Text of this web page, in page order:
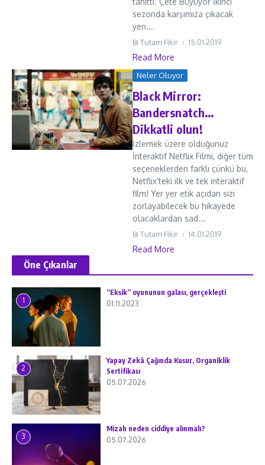
sezonda karşımıza çıkacak
yen...
Bi Tutam Fikir 15.01.2019
Read More
Neler Oluyor
Black Mirror:
Bandersnatch…
Dikkatli olun!
İzlemek üzere olduğunuz
İnteraktif Netflix Filmi, diğer tüm
seçeneklerden farklı çünkü bu,
Netflix’teki ilk ve tek interaktif
film! Yer yer etik açıdan sizi
zorlayabilecek bu hikayede
olacaklardan sad...
Bi Tutam Fikir 14.01.2019
Read More
Öne Çıkanlar
1
“Eksik” oyununun galası, gerçekleşti
01.11.2023
2
Yapay Zekâ Çağında Kusur, Organiklik
Sertifikası
05.07.2026
3
Mizah neden ciddiye alınmalı?
05.07.2026